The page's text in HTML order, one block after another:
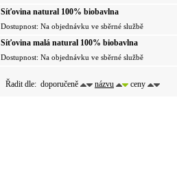
Síťovina natural 100% biobavlna
Dostupnost: Na objednávku ve sběrné službě
Síťovina malá natural 100% biobavlna
Dostupnost: Na objednávku ve sběrné službě
Řadit dle: doporučeně názvu ceny